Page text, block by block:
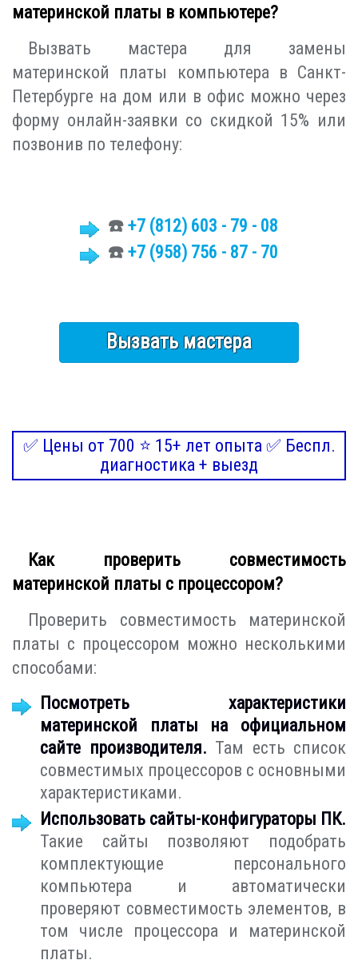
материнской платы в компьютере?
Вызвать мастера для замены
материнской платы компьютера в Санкт-
Петербурге на дом или в офис можно через
форму онлайн-заявки со скидкой 15% или
позвонив по телефону:
☎️ +7 (812) 603 - 79 - 08
☎️ +7 (958) 756 - 87 - 70
Вызвать мастера
✅ Цены от 700 ⭐ 15+ лет опыта ✅ Беспл.
диагностика + выезд
Как проверить совместимость
материнской платы с процессором?
Проверить совместимость материнской
платы с процессором можно несколькими
способами:
Посмотреть характеристики
материнской платы на официальном
сайте производителя. Там есть список
совместимых процессоров с основными
характеристиками.
Использовать сайты-конфигураторы ПК.
Такие сайты позволяют подобрать
комплектующие персонального
компьютера и автоматически
проверяют совместимость элементов, в
том числе процессора и материнской
платы.